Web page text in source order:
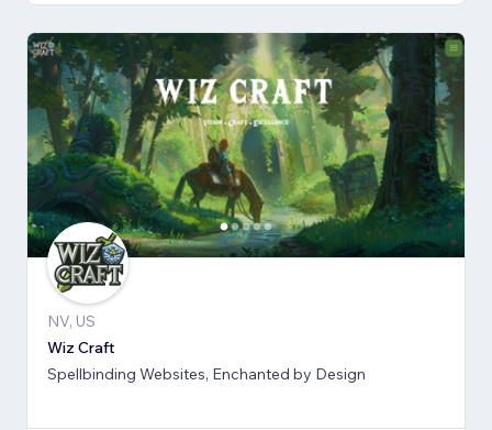
NV, US
Wiz Craft
Spellbinding Websites, Enchanted by Design